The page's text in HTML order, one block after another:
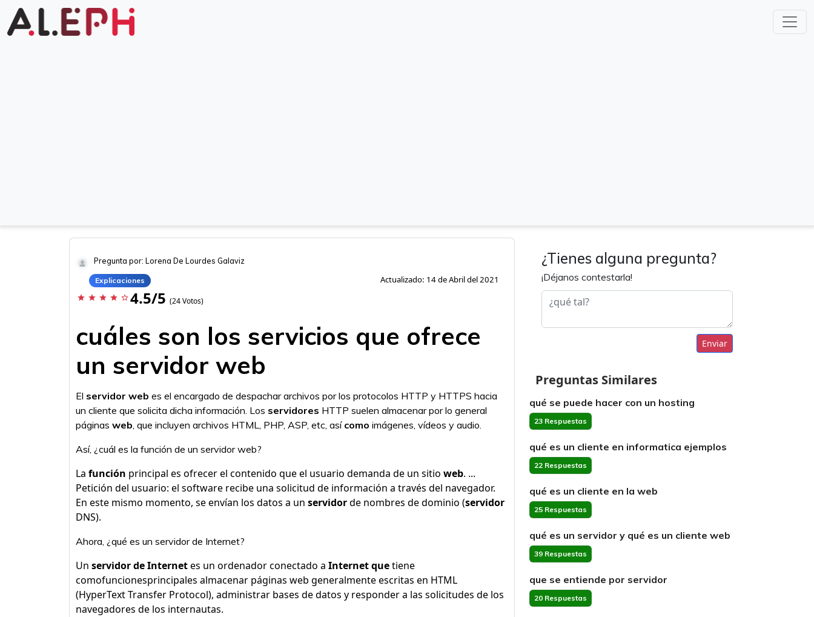
Pregunta por: Lorena De Lourdes Galaviz
Explicaciones Actualizado: 14 de Abril del 2021
star star star star star_border 4.5/5 (24 Votos)
cuáles son los servicios que ofrece
un servidor web
El servidor web es el encargado de despachar archivos por los protocolos HTTP y HTTPS hacia
un cliente que solicita dicha información. Los servidores HTTP suelen almacenar por lo general
páginas web, que incluyen archivos HTML, PHP, ASP, etc, así como imágenes, vídeos y audio.
Así, ¿cuál es la función de un servidor web?
La función principal es ofrecer el contenido que el usuario demanda de un sitio web. ...
Petición del usuario: el software recibe una solicitud de información a través del navegador.
En este mismo momento, se envían los datos a un servidorde nombres de dominio (servidor
DNS).
Ahora, ¿qué es un servidor de Internet?
Un servidor de Internetes un ordenador conectado a Internet quetiene
comofuncionesprincipales almacenar páginas web generalmente escritas en HTML
(HyperText Transfer Protocol), administrar bases de datos y responder a las solicitudes de los
navegadores de los internautas.
¿Tienes alguna pregunta?
¡Déjanos contestarla!
Enviar
Preguntas Similares
qué se puede hacer con un hosting
23 Respuestas
qué es un cliente en informatica ejemplos
22 Respuestas
qué es un cliente en la web
25 Respuestas
qué es un servidor y qué es un cliente web
39 Respuestas
que se entiende por servidor
20 Respuestas